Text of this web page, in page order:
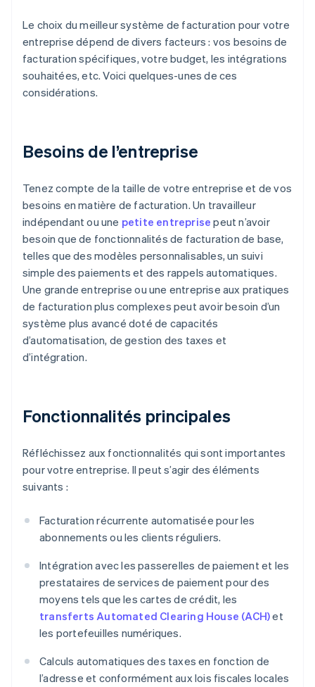
Le choix du meilleur système de facturation pour votre
entreprise dépend de divers facteurs : vos besoins de
facturation spécifiques, votre budget, les intégrations
souhaitées, etc. Voici quelques-unes de ces
considérations.
Besoins de l’entreprise
Tenez compte de la taille de votre entreprise et de vos
besoins en matière de facturation. Un travailleur
indépendant ou une petite entreprise peut n’avoir
besoin que de fonctionnalités de facturation de base,
telles que des modèles personnalisables, un suivi
simple des paiements et des rappels automatiques.
Une grande entreprise ou une entreprise aux pratiques
de facturation plus complexes peut avoir besoin d’un
système plus avancé doté de capacités
d’automatisation, de gestion des taxes et
d’intégration.
Fonctionnalités principales
Réfléchissez aux fonctionnalités qui sont importantes
pour votre entreprise. Il peut s’agir des éléments
suivants :
Facturation récurrente automatisée pour les
abonnements ou les clients réguliers.
Intégration avec les passerelles de paiement et les
prestataires de services de paiement pour des
moyens tels que les cartes de crédit, les
transferts Automated Clearing House (ACH)et
les portefeuilles numériques.
Calculs automatiques des taxes en fonction de
l’adresse et conformément aux lois fiscales locales